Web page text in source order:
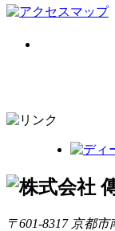
〒601-8317 京都